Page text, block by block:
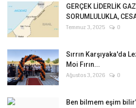
GERÇEK LİDERLİK
SORUMLULUKLA,
Temmuz 3, 2025 0
Sırrın Karşıyaka'da
Moi Fırın...
Ağustos 3, 2026 0
Ben bilmem eşim